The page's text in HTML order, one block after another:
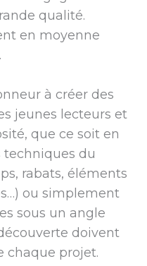
qualité.
en moyenne
à créer des
jeunes lecteurs et
que ce soit en
techniques du
rabats, éléments
ou simplement
sous un angle
doivent
chaque projet.